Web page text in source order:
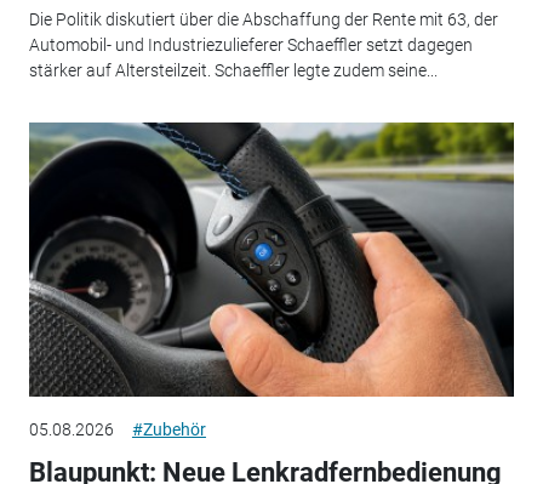
Die Politik diskutiert über die Abschaffung der Rente mit 63, der
Automobil- und Industriezulieferer Schaeffler setzt dagegen
stärker auf Altersteilzeit. Schaeffler legte zudem seine...
05.08.2026 #Zubehör
Blaupunkt: Neue Lenkradfernbedienung